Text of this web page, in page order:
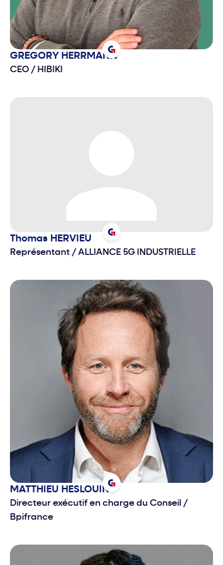
GREGORY HERRMANN
CEO / HIBIKI
Thomas HERVIEU
Représentant / ALLIANCE 5G INDUSTRIELLE
MATTHIEU HESLOUIN
Directeur exécutif en charge du Conseil /
Bpifrance